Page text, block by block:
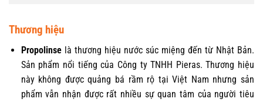
Thương hiệu
Propolinselà thương hiệu nước súc miệng đến từ Nhật Bản.
Sản phẩm nổi tiếng của Công ty TNHH Pieras. Thương hiệu
này không được quảng bá rầm rộ tại Việt Nam nhưng sản
phẩm vẫn nhận được rất nhiều sự quan tâm của người tiêu